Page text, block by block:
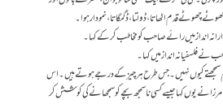
چھوٹے قدم اٹھاتا، ڈولتا، ڈگمگاتا، نمودار ہوا۔
انداز میں رائے صاحب کو مخاطب کر کے کہا۔
فلسفیانہ انداز میں کہا۔
سمجھتے کیوں نہیں۔ جس طرح ہر چیز کے درجے ہوتے ہیں۔ اس
نے یوں کہا جیسے کسی ناسمجھ بچے کو سمجھانے کی کوشش کر